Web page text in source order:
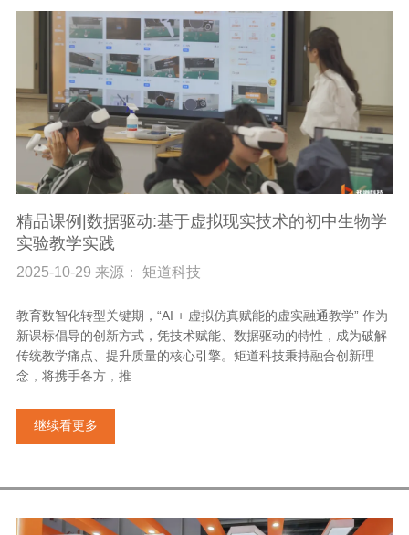
精品课例|数据驱动:基于虚拟现实技术的初中生物学
实验教学实践
2025-10-29 来源： 矩道科技
教育数智化转型关键期，“AI + 虚拟仿真赋能的虚实融通教学” 作为
新课标倡导的创新方式，凭技术赋能、数据驱动的特性，成为破解
传统教学痛点、提升质量的核心引擎。矩道科技秉持融合创新理
念，将携手各方，推...
继续看更多